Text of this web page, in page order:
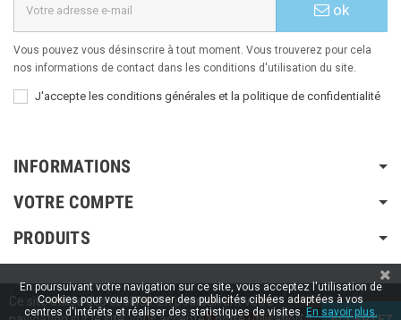
ok
Vous pouvez vous désinscrire à tout moment. Vous trouverez pour cela
nos informations de contact dans les conditions d'utilisation du site.
J'accepte les conditions générales et la politique de confidentialité
INFORMATIONS
VOTRE COMPTE
PRODUITS
Copyright © 2020 / 2022 / 2023Aspiration-ams.fr| Fait par ESH-dev.fr
Ce site utilise des cookies. En poursuivant votre
En poursuivant votre navigation sur ce site, vous acceptez l'utilisation de
Cookies pour vous proposer des publicités ciblées adaptées à vos
centres d'intérêts et réaliser des statistiques de visites. En savoir plus.